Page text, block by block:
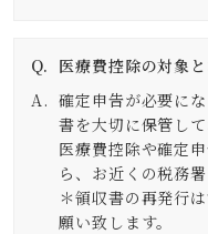
医療費控除の対象
確定申告が必要に
書を大切に保管して
医療費控除や確定
ら、お近くの税務
＊領収書の再発行
願い致します。